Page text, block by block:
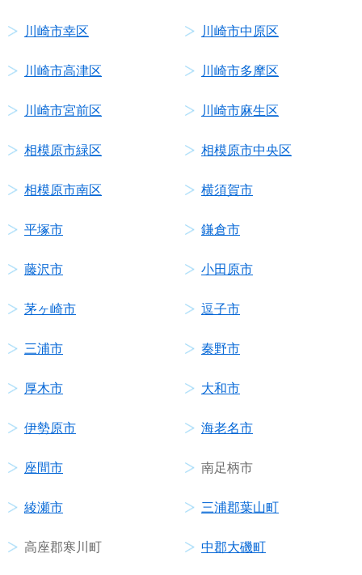
川崎市幸区 川崎市中原区
川崎市高津区 川崎市多摩区
川崎市宮前区 川崎市麻生区
相模原市緑区 相模原市中央区
相模原市南区 横須賀市
平塚市 鎌倉市
藤沢市 小田原市
茅ヶ崎市 逗子市
三浦市 秦野市
厚木市 大和市
伊勢原市 海老名市
座間市 南足柄市
綾瀬市 三浦郡葉山町
高座郡寒川町 中郡大磯町